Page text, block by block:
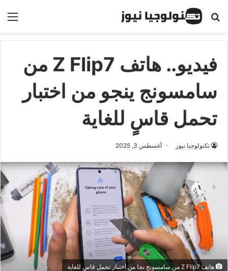
البحث عن
فيديو.. هاتف Z Flip7 من
سامسونج ينجو من اختبار
تحمل قاسٍ للغاية
تكنولوجيا نيوز أغسطس 3, 2025
هاتف Z Flip7 من سامسونج نجا من اختبار تحمل قاسٍ للغاية